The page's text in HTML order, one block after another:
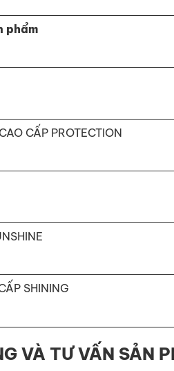
phẩm
CẤP PROTECTION
SHINING
VÀ TƯ VẤN SẢN